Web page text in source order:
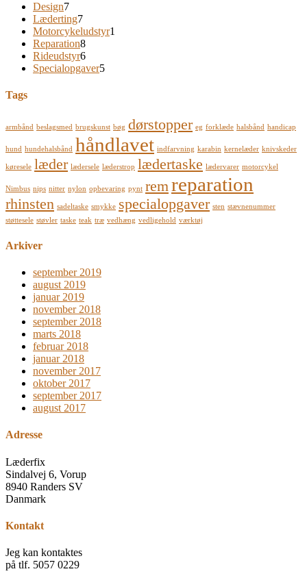
Design7
Læderting7
Motorcykeludstyr1
Reparation8
Rideudstyr6
Specialopgaver5
Tags
armbånd beslagsmed brugskunst bøg dørstopper eg forklæde halsbånd handicap
hund hundehalsbånd håndlavet indfarvning karabin kernelæder knivskeder
køresele læder lædersele læderstrop lædertaske lædervarer motorcykel
Nimbus nips nitter nylon opbevaring pynt rem reparation
rhinsten sadeltaske smykke specialopgaver sten stævnenummer
støttesele støvler taske teak træ vedhæng vedligehold værktøj
Arkiver
september 2019
august 2019
januar 2019
november 2018
september 2018
marts 2018
februar 2018
januar 2018
november 2017
oktober 2017
september 2017
august 2017
Adresse
Læderfix
Sindalvej 6, Vorup
8940 Randers SV
Danmark
Kontakt
Jeg kan kontaktes
på tlf. 5057 0229